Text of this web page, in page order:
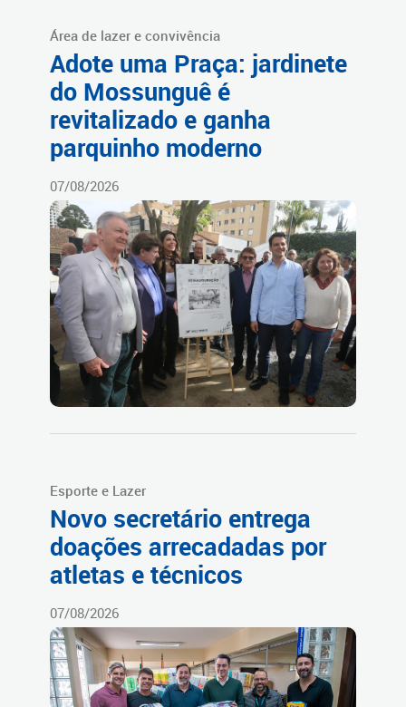
Área de lazer e convivência
Adote uma Praça: jardinete
do Mossunguê é
revitalizado e ganha
parquinho moderno
07/08/2026
Esporte e Lazer
Novo secretário entrega
doações arrecadadas por
atletas e técnicos
07/08/2026